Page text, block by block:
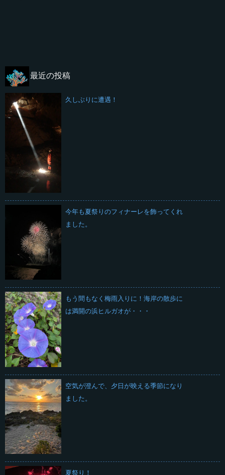
最近の投稿
久しぶりに遭遇！
今年も夏祭りのフィナーレを飾ってくれ
ました。
もう間もなく梅雨入りに！海岸の散歩に
は満開の浜ヒルガオが・・・
空気が澄んで、夕日が映える季節になり
ました。
夏祭り！